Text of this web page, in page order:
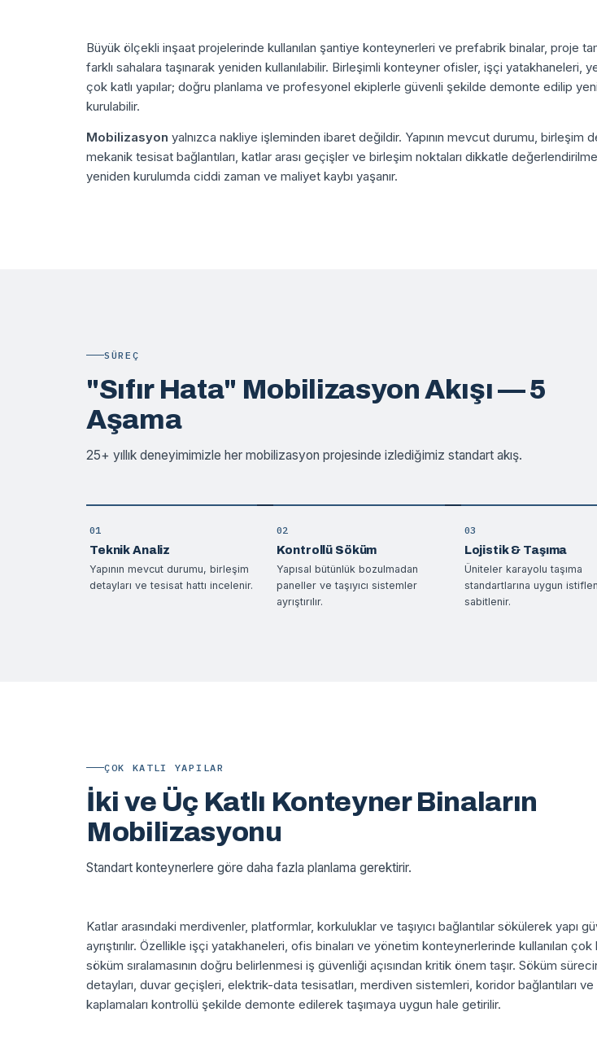
Büyük ölçekli inşaat projelerinde kullanılan şantiye konteynerleri ve prefabrik binalar, proje
farklı sahalara taşınarak yeniden kullanılabilir. Birleşimli konteyner ofisler, işçi yatakhaneleri,
çok katlı yapılar; doğru planlama ve profesyonel ekiplerle güvenli şekilde demonte edilip
kurulabilir.
Mobilizasyon yalnızca nakliye işleminden ibaret değildir. Yapının mevcut durumu, birleşim
mekanik tesisat bağlantıları, katlar arası geçişler ve birleşim noktaları dikkatle
yeniden kurulumda ciddi zaman ve maliyet kaybı yaşanır.
SÜREÇ
"Sıfır Hata" Mobilizasyon Akışı — 5
Aşama
25+ yıllık deneyimimizle her mobilizasyon projesinde izlediğimiz standart akış.
01
Teknik Analiz
Yapının mevcut durumu, birleşim
detayları ve tesisat hattı incelenir.
02
Kontrollü Söküm
Yapısal bütünlük bozulmadan
paneller ve taşıyıcı sistemler
ayrıştırılır.
03
Lojistik & Taşıma
Üniteler karayolu taşıma
standartlarına uygun
sabitlenir.
ÇOK KATLI YAPILAR
İki ve Üç Katlı Konteyner Binaların
Mobilizasyonu
Standart konteynerlere göre daha fazla planlama gerektirir.
Katlar arasındaki merdivenler, platformlar, korkuluklar ve taşıyıcı bağlantılar sökülerek yapı
ayrıştırılır. Özellikle işçi yatakhaneleri, ofis binaları ve yönetim konteynerlerinde kullanılan
söküm sıralamasının doğru belirlenmesi iş güvenliği açısından kritik önem taşır. Söküm
detayları, duvar geçişleri, elektrik-data tesisatları, merdiven sistemleri, koridor bağlantıları ve
kaplamaları kontrollü şekilde demonte edilerek taşımaya uygun hale getirilir.